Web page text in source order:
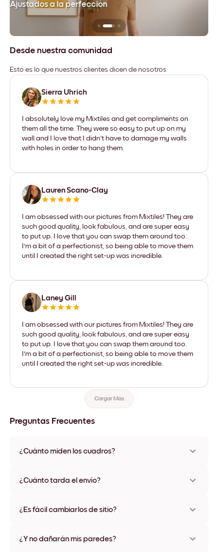
Ajustados a la perfección
Desde nuestra comunidad
Esto es lo que nuestros clientes dicen de nosotros
Sierra Uhrich
I absolutely love my Mixtiles and get compliments on
them all the time. They were so easy to put up on my
wall and I love that I didn't have to damage my walls
with holes in order to hang them.
Lauren Scano-Clay
I am obsessed with our pictures from Mixtiles! They are
such good quality, look fabulous, and are super easy
to put up. I love that you can swap them around too.
I'm a bit of a perfectionist, so being able to move them
until I created the right set-up was incredible.
Laney Gill
I am obsessed with our pictures from Mixtiles! They are
such good quality, look fabulous, and are super easy
to put up. I love that you can swap them around too.
I'm a bit of a perfectionist, so being able to move them
until I created the right set-up was incredible.
Cargar Más
Preguntas Frecuentes
¿Cuánto miden los cuadros?
varios materiales y colores de marco, incluidas opciones sin
¿Cuánto tarda el envío?
disponibles en algunos países. Te enviaremos un número de
¿Es fácil cambiarlos de sitio?
ningún daño
¿Y no dañarán mis paredes?